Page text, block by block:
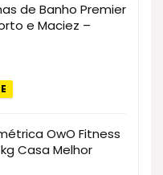
de Banho Premier
e Maciez –
OwO Fitness
Casa Melhor